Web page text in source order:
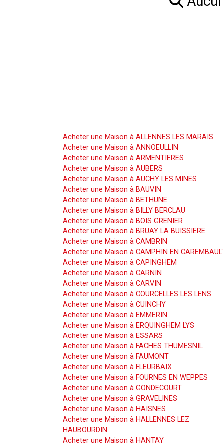
Acheter une Maison à ALLENNES LES MARAIS
Acheter une Maison à ANNOEULLIN
Acheter une Maison à ARMENTIERES
Acheter une Maison à AUBERS
Acheter une Maison à AUCHY LES MINES
Acheter une Maison à BAUVIN
Acheter une Maison à BETHUNE
Acheter une Maison à BILLY BERCLAU
Acheter une Maison à BOIS GRENIER
Acheter une Maison à BRUAY LA BUISSIERE
Acheter une Maison à CAMBRIN
Acheter une Maison à CAMPHIN EN
Acheter une Maison à CAPINGHEM
Acheter une Maison à CARNIN
Acheter une Maison à CARVIN
Acheter une Maison à COURCELLES LES LENS
Acheter une Maison à CUINCHY
Acheter une Maison à EMMERIN
Acheter une Maison à ERQUINGHEM LYS
Acheter une Maison à ESSARS
Acheter une Maison à FACHES THUMESNIL
Acheter une Maison à FAUMONT
Acheter une Maison à FLEURBAIX
Acheter une Maison à FOURNES EN WEPPES
Acheter une Maison à GONDECOURT
Acheter une Maison à GRAVELINES
Acheter une Maison à HAISNES
Acheter une Maison à HALLENNES LEZ
HAUBOURDIN
Acheter une Maison à HANTAY